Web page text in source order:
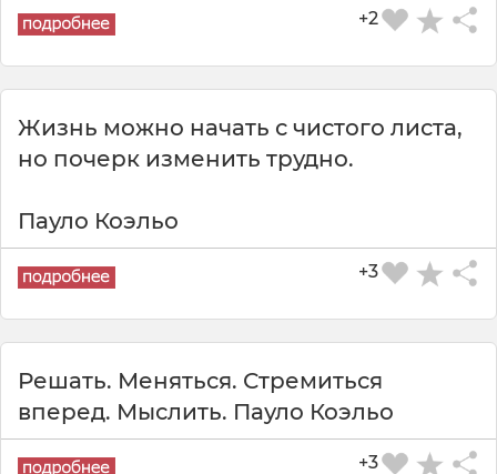
+2
Жизнь можно начать с чистого листа,
но почерк изменить трудно.
Пауло Коэльо
+3
Решать. Меняться. Стремиться
вперед. Мыслить. Пауло Коэльо
+3